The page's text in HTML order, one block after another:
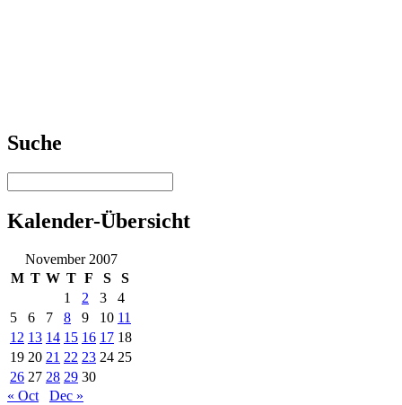
Suche
Kalender-Übersicht
November 2007
M T W T F S
S
1
2 3
4
5
6 7 8 9 10 11
12 13 14 15 16 17 18
19 20 21 22 23 24 25
26 27 28 29 30
« Oct
Dec »